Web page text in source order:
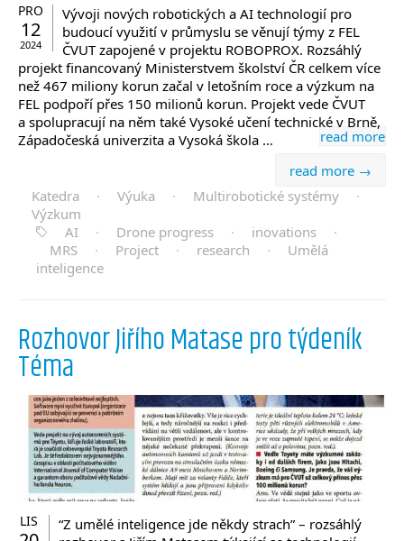
PRO
12
2024
Vývoji nových robotických a AI technologií pro
budoucí využití v průmyslu se věnují týmy z FEL
ČVUT zapojené v projektu ROBOPROX. Rozsáhlý
projekt financovaný Ministerstvem školství ČR celkem více
než 467 miliony korun začal v letošním roce a výzkum na
FEL podpoří přes 150 milionů korun. Projekt vede ČVUT
a spolupracují na něm také Vysoké učení technické v Brně,
Západočeská univerzita a Vysoká škola …
read more
read more →
Katedra
· Výuka · Multirobotické systémy
·
Výzkum
AI
· Drone progress · inovations
·
MRS
· Project · research ·
Umělá
inteligence
Rozhovor Jiřího Matase pro týdeník
Téma
LIS
“Z umělé inteligence jde někdy strach” – rozsáhlý